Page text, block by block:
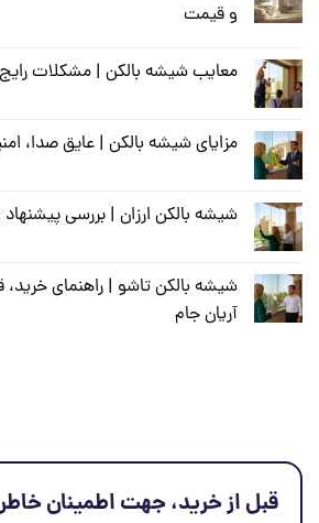
و قیمت
معایب شیشه بالکن | مشکلات رایج
مزایای شیشه بالکن | عایق صدا،
شیشه بالکن ارزان | بررسی
شیشه بالکن تاشو | راهنمای خرید،
آریان جام
قبل از خرید، جهت اطمینان